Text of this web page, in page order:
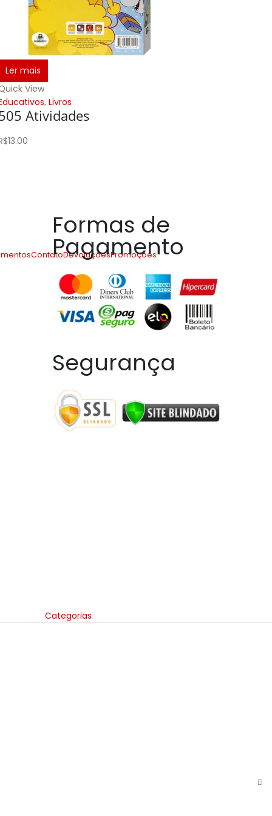
Ler mais
View
, Livros
Atividades
13.00
ContatoDevoluçõesPromoções
Formas de
Pagamento
Segurança
Categorias